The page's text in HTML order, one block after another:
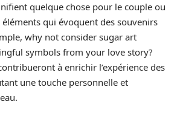
quelque chose pour le couple ou
qui évoquent des souvenirs
why not consider sugar art
symbols from your love story?
à enrichir l’expérience des
une touche personnelle et